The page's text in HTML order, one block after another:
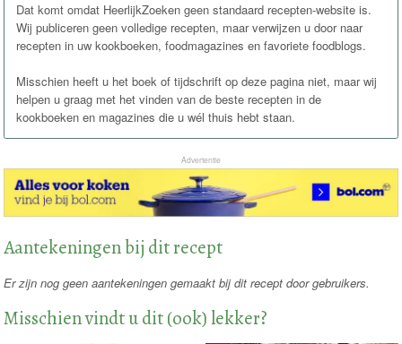
Dat komt omdat HeerlijkZoeken geen standaard recepten-website is.
Wij publiceren geen volledige recepten, maar verwijzen u door naar
recepten in uw kookboeken, foodmagazines en favoriete foodblogs.
Misschien heeft u het boek of tijdschrift op deze pagina niet, maar wij
helpen u graag met het vinden van de beste recepten in de
kookboeken en magazines die u wél thuis hebt staan.
Advertentie
Aantekeningen bij dit recept
Er zijn nog geen aantekeningen gemaakt bij dit recept door gebruikers.
Misschien vindt u dit (ook) lekker?